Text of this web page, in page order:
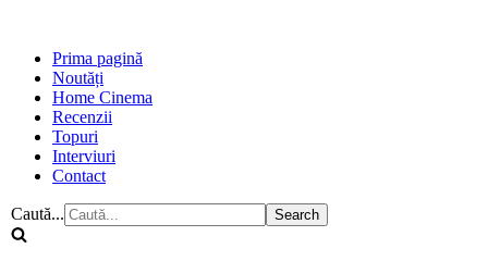
Prima pagină
Noutăți
Home Cinema
Recenzii
Topuri
Interviuri
Contact
Caută...